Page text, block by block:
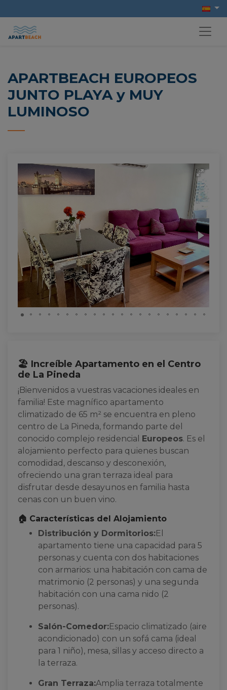
APARTBEACH EUROPEOS
JUNTO PLAYA y MUY
LUMINOSO
🏖️ Increíble Apartamento en el Centro
de La Pineda
¡Bienvenidos a vuestras vacaciones ideales en
familia! Este magnífico apartamento
climatizado de 65 m² se encuentra en pleno
centro de La Pineda, formando parte del
conocido complejo residencial Europeos. Es el
alojamiento perfecto para quienes buscan
comodidad, descanso y desconexión,
ofreciendo una gran terraza ideal para
disfrutar desde desayunos en familia hasta
cenas con un buen vino.
🏠 Características del Alojamiento
Distribución y Dormitorios:El
apartamento tiene una capacidad para 5
personas y cuenta con dos habitaciones
con armarios: una habitación con cama de
matrimonio (2 personas) y una segunda
habitación con una cama nido (2
personas).
Salón-Comedor:Espacio climatizado (aire
acondicionado) con un sofá cama (ideal
para 1 niño), mesa, sillas y acceso directo a
la terraza.
Gran Terraza:Amplia terraza totalmente